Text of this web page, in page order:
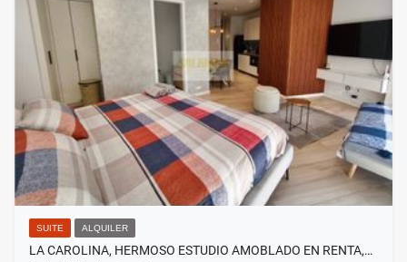
SUITE ALQUILER
LA CAROLINA, HERMOSO ESTUDIO AMOBLADO EN RENTA,…